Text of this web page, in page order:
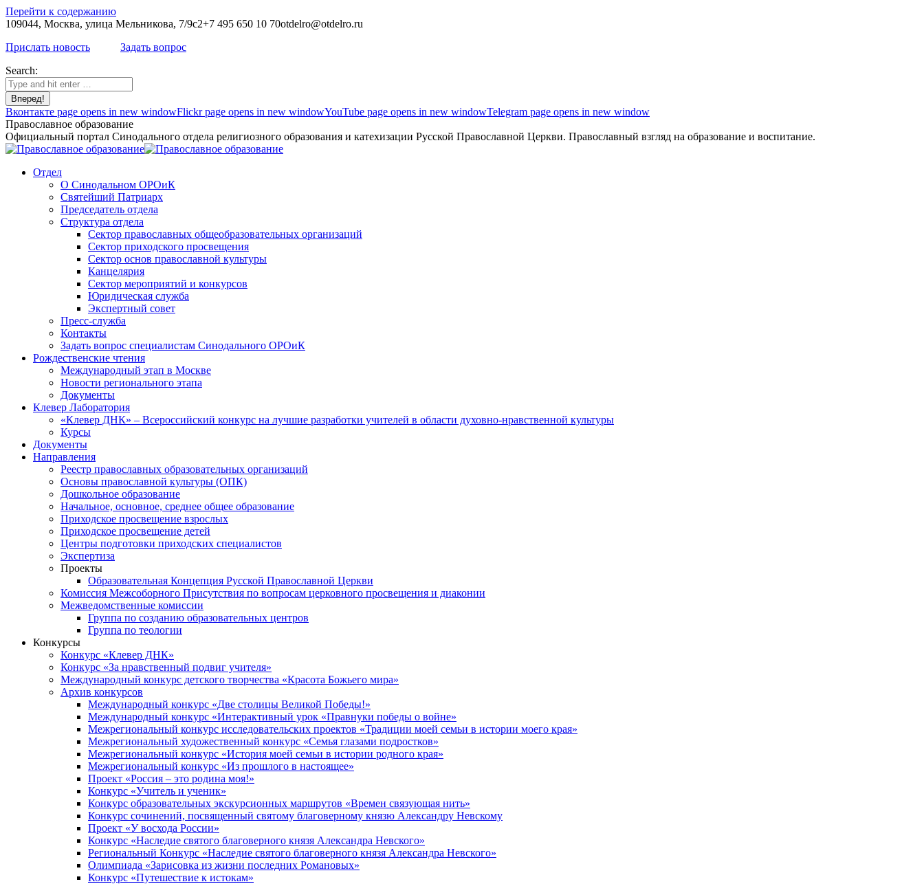
Перейти к содержанию
109044, Москва, улица Мельникова, 7/9с2+7 495 650 10 70otdelro@otdelro.ru
Прислать новость
Задать вопрос
Search:
Вконтакте page opens in new windowFlickr page opens in new windowYouTube page opens in new windowTelegram page opens in new window
Православное образование
Официальный портал Синодального отдела религиозного образования и катехизации Русской Православной Церкви. Православный взгляд на образование и воспитание.
Отдел
О Синодальном ОРОиК
Святейший Патриарх
Председатель отдела
Структура отдела
Сектор православных общеобразовательных организаций
Сектор приходского просвещения
Сектор основ православной культуры
Канцелярия
Сектор мероприятий и конкурсов
Юридическая служба
Экспертный совет
Пресс-служба
Контакты
Задать вопрос специалистам Синодального ОРОиК
Рождественские чтения
Международный этап в Москве
Новости регионального этапа
Документы
Клевер Лаборатория
«Клевер ДНК» – Всероссийский конкурс на лучшие разработки учителей в области духовно-нравственной культуры
Курсы
Документы
Направления
Реестр православных образовательных организаций
Основы православной культуры (ОПК)
Дошкольное образование
Начальное, основное, среднее общее образование
Приходское просвещение взрослых
Приходское просвещение детей
Центры подготовки приходских специалистов
Экспертиза
Проекты
Образовательная Концепция Русской Православной Церкви
Комиссия Межсоборного Присутствия по вопросам церковного просвещения и диаконии
Межведомственные комиссии
Группа по созданию образовательных центров
Группа по теологии
Конкурсы
Конкурс «Клевер ДНК»
Конкурс «За нравственный подвиг учителя»
Международный конкурс детского творчества «Красота Божьего мира»
Архив конкурсов
Международный конкурс «Две столицы Великой Победы!»
Международный конкурс «Интерактивный урок «Правнуки победы о войне»
Межрегиональный конкурс исследовательских проектов «Традиции моей семьи в истории моего края»
Межрегиональный художественный конкурс «Семья глазами подростков»
Межрегиональный конкурс «История моей семьи в истории родного края»
Межрегиональный конкурс «Из прошлого в настоящее»
Проект «Россия – это родина моя!»
Конкурс «Учитель и ученик»
Конкурс образовательных экскурсионных маршрутов «Времен связующая нить»
Конкурс сочинений, посвященный святому благоверному князю Александру Невскому
Проект «У восхода России»
Конкурс «Наследие святого благоверного князя Александра Невского»
Региональный Конкурс «Наследие святого благоверного князя Александра Невского»
Олимпиада «Зарисовка из жизни последних Романовых»
Конкурс «Путешествие к истокам»